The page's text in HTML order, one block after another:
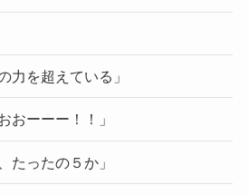
力を超えている」
おーーー！！」
たったの５か」